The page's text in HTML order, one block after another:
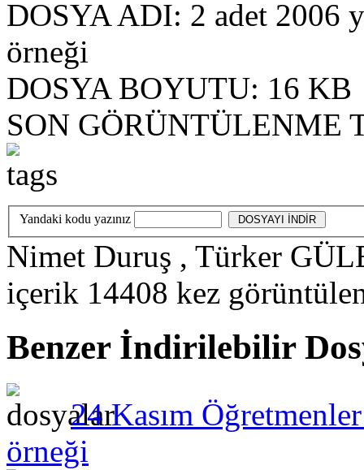
DOSYA ADI: 2 adet 2006
örneği
DOSYA BOYUTU: 16 KB
SON GÖRÜNTÜLENME
Yandaki kodu yazınız
Nimet Duruş , Türker
içerik 14408 kez
Benzer İndirilebilir
24 Kasım
örneği